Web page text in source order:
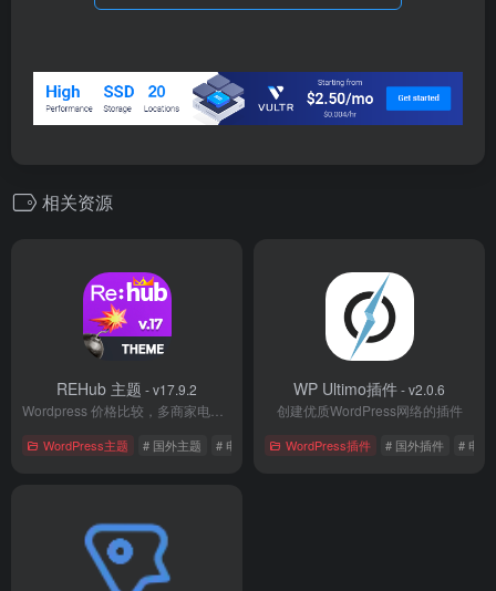
相关资源
REHub 主题 - v17.9.2
WordPress主题 # 国外主题 # 电子商务 # 目录主题
WP Ultimo插件- v2.0.6
创建优质WordPress网络的插件
WordPress插件 # 国外插件 # 电子